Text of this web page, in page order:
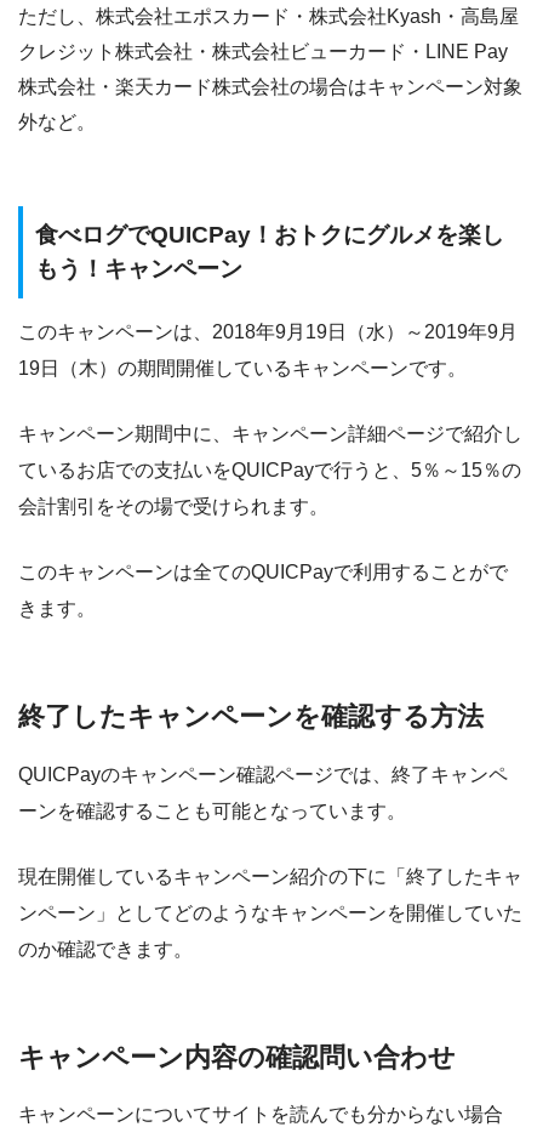
ただし、株式会社エポスカード・株式会社Kyash・高島屋
クレジット株式会社・株式会社ビューカード・LINE Pay
株式会社・楽天カード株式会社の場合はキャンペーン対象
外など。
食べログでQUICPay！おトクにグルメを楽し
もう！キャンペーン
このキャンペーンは、2018年9月19日（水）～2019年9月
19日（木）の期間開催しているキャンペーンです。
キャンペーン期間中に、キャンペーン詳細ページで紹介し
ているお店での支払いをQUICPayで行うと、5％～15％の
会計割引をその場で受けられます。
このキャンペーンは全てのQUICPayで利用することがで
きます。
終了したキャンペーンを確認する方法
QUICPayのキャンペーン確認ページでは、終了キャンペ
ーンを確認することも可能となっています。
現在開催しているキャンペーン紹介の下に「終了したキャ
ンペーン」としてどのようなキャンペーンを開催していた
のか確認できます。
キャンペーン内容の確認問い合わせ
キャンペーンについてサイトを読んでも分からない場合